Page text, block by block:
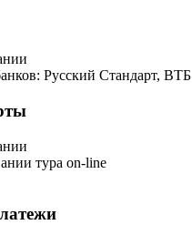
Русский Стандарт, ВТБ
тура on-line